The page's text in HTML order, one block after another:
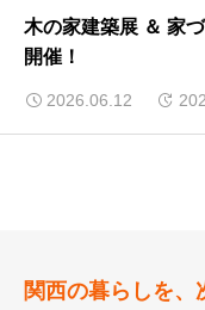
木の家建築展 ＆ 家
開催！
2026.06.12
関西の暮らしを、